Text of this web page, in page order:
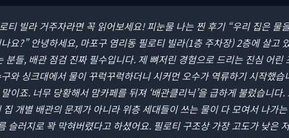
티 빌라 거주자라면 꼭 읽어보세요! 피눈물 나는 찐 후기 “우리 집은 물
요?” 안녕하세요, 마포구 염리동 필로티 빌라(1층 주차장) 2층에 살고
분들, 배관 점검 진짜 필수입니다. 제 뼈저린 경험으로 드리는 진심 어린
와 싱크대에서 물이 꾸럭꾸럭하더니 시커먼 오수가 역류하기 시작했습
이죠. 너무 당황해서 맘카페를 뒤져 ‘배관클리닉’을 급하게 불렀습니다
개별 배관의 문제가 아니라 위층 세대들이 쓰는 물이 다 모여서 나가
슬러지로 꽉 막혀버렸다고 하셨어요. 필로티 구조상 가장 고도가 낮은